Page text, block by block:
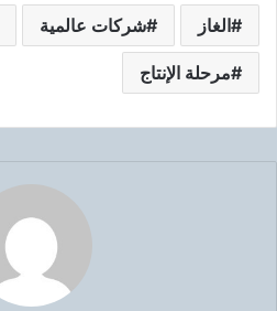
الغاز شركات عالمية
مرحلة الإنتاج